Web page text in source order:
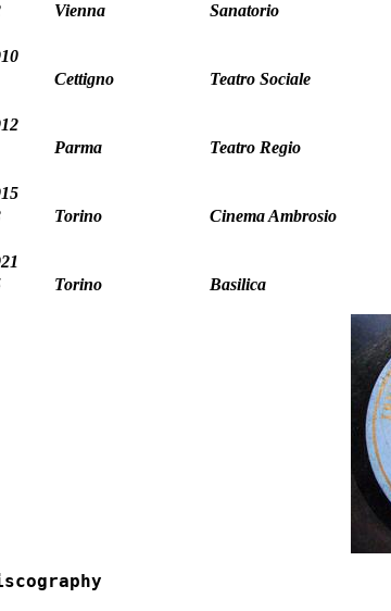
Vienna Sanatorio
Cettigno
Teatro Sociale
Parma Teatro Regio
Torino Cinema Ambrosio
Torino Basilica